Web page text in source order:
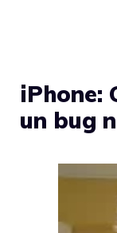
iPhone:
un bug